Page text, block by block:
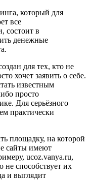
который для
все
состоит в
денежные
для тех, кто не
хочет заявить о себе.
известным
просто
Для серьёзного
практически
площадку, на которой
сайты имеют
ucoz.vanya.ru,
не способствует их
и выглядит